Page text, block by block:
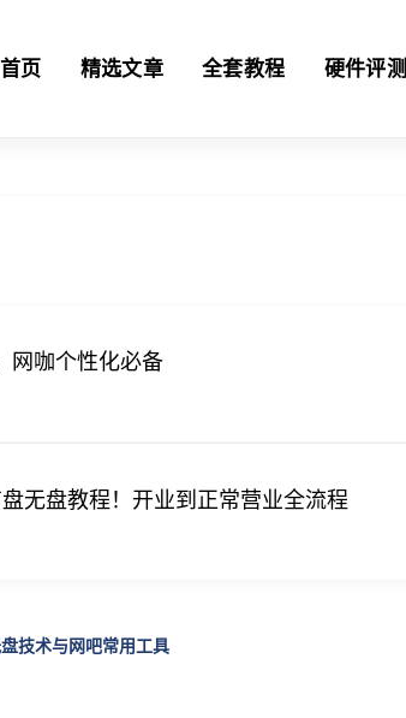
首页 精选文章 全套教程 硬件评测
网咖个性化必备
无盘教程！开业到正常营业全流程
技术与网吧常用工具